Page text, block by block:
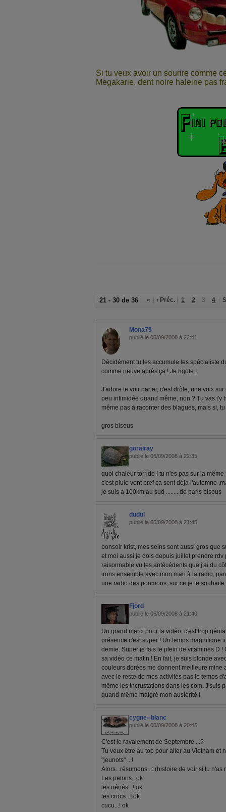
Si tu veux avoir un sourire comme
Megakarie, dent noire haleine pas
21 - 30 de 36 « ‹ Préc. 1 2 3 4
Mona79
publié le 05/09/2008 à 22:41
Décidément tu les accumule les spécialiste
comme neuve après ça ! Je rigole !
J'adore te voir parler, c'est drôle, une voix
peu intimidée quand même, non ? Tu vas t'y
même pas à raconter des blagues, mais si, tu
gros bisous
gorairay
publié le 05/09/2008 à 22:35
quoi chaleur torride ! tu n'es pas sur la
c'est pluie vent bref ça sent déja l'automne
je suis a 100km au sud .........de paris bisous
dudul
publié le 05/09/2008 à 21:45
bonsoir krist, mes seins sont aussi gros que
et moi aussi je dois depuis juillet prendre rdv
raisonnable vu les antécédents que j'ai du
irons ensemble avec mon mari à la radio,
une radio des poumons, sur ce je te
Fjord
publié le 05/09/2008 à 21:40
Un grand merci pour ta vidéo, c'est trop
présence c'est super ! Un temps magnifique
demie. Super je fais le plein de vitamines D !
sa vidéo ce matin ! En fait, je suis blonde
couleurs dorées me donnent meilleure mine
avec le reste de mes activités pas le temps
même les incrustations dans les com. J'suis
quand même malgré mon austérité !
cygne--blanc
publié le 05/09/2008 à 20:46
C'est le ravalement de Septembre ...?
Tu veux être au top pour aller au Vietnam et
"jeunots" ...!
Alors...résumons...: (histoire de voir si tu n'as
Les petons...ok
les nénés...! ok
les crocs...! ok
cucu...! ok